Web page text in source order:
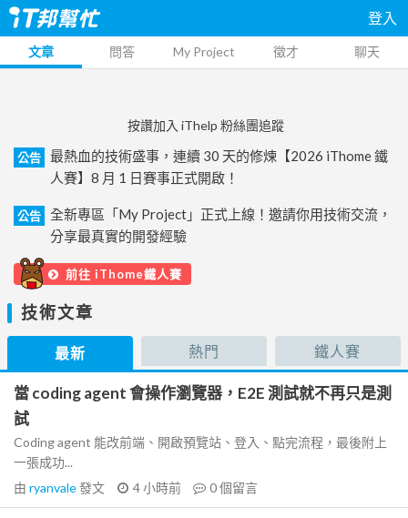
登入
文章 問答 My Project 徵才 聊天
按讚加入 iThelp 粉絲團追蹤
公告
最熱血的技術盛事，連續 30 天的修煉【2026 iThome 鐵
人賽】8 月 1 日賽事正式開啟！
公告
全新專區「My Project」正式上線！邀請你用技術交流，
分享最真實的開發經驗
前往 iThome鐵人賽
技術文章
最新 熱門 鐵人賽
當 coding agent 會操作瀏覽器，E2E 測試就不再只是測
試
Coding agent 能改前端、開啟預覽站、登入、點完流程，最後附上
一張成功...
由 ryanvale發文 4 小時前 0個留言